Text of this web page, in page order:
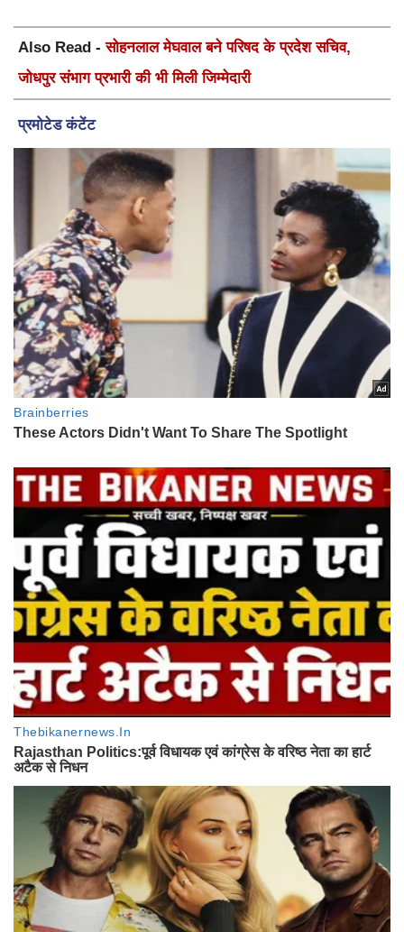
Also Read -सोहनलाल मेघवाल बने परिषद के प्रदेश सचिव,
जोधपुर संभाग प्रभारी की भी मिली जिम्मेदारी